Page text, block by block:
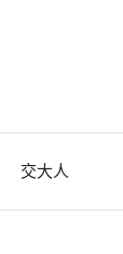
交大人